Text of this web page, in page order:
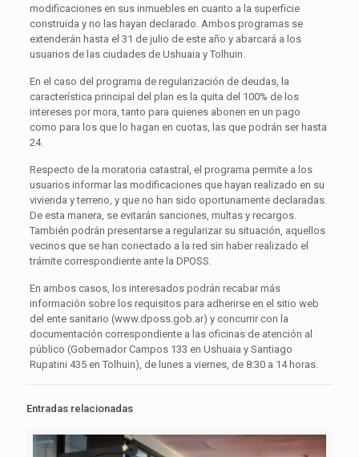
modificaciones en sus inmuebles en cuanto a la superficie
construida y no las hayan declarado. Ambos programas se
extenderán hasta el 31 de julio de este año y abarcará a los
usuarios de las ciudades de Ushuaia y Tolhuin.
En el caso del programa de regularización de deudas, la
característica principal del plan es la quita del 100% de los
intereses por mora, tanto para quienes abonen en un pago
como para los que lo hagan en cuotas, las que podrán ser hasta
24.
Respecto de la moratoria catastral, el programa permite a los
usuarios informar las modificaciones que hayan realizado en su
vivienda y terreno, y que no han sido oportunamente declaradas.
De esta manera, se evitarán sanciones, multas y recargos.
También podrán presentarse a regularizar su situación, aquellos
vecinos que se han conectado a la red sin haber realizado el
trámite correspondiente ante la DPOSS.
En ambos casos, los interesados podrán recabar más
información sobre los requisitos para adherirse en el sitio web
del ente sanitario (www.dposs.gob.ar) y concurrir con la
documentación correspondiente a las oficinas de atención al
público (Gobernador Campos 133 en Ushuaia y Santiago
Rupatini 435 en Tolhuin), de lunes a viernes, de 8:30 a 14 horas.
Entradas relacionadas